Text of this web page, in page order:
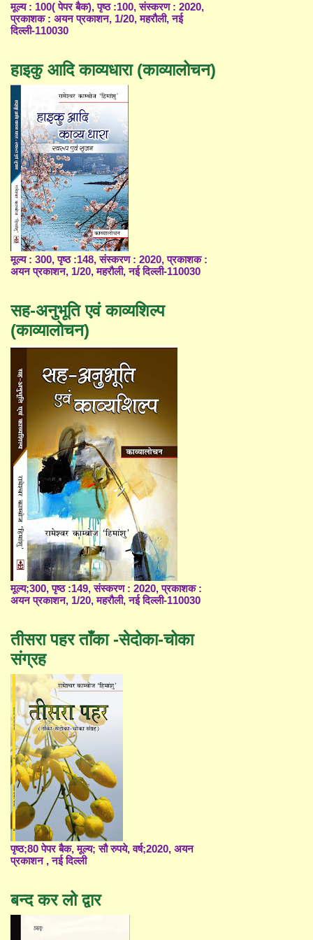
मूल्य : 100( पेपर बैक), पृष्ठ :100, संस्करण : 2020,
प्रकाशक : अयन प्रकाशन, 1/20, महरौली, नई
दिल्ली-110030
हाइकु आदि काव्यधारा (काव्यालोचन)
मूल्य : 300, पृष्ठ :148, संस्करण : 2020, प्रकाशक :
अयन प्रकाशन, 1/20, महरौली, नई दिल्ली-110030
सह-अनुभूति एवं काव्यशिल्प
(काव्यालोचन)
मूल्य;300, पृष्ठ :149, संस्करण : 2020, प्रकाशक :
अयन प्रकाशन, 1/20, महरौली, नई दिल्ली-110030
तीसरा पहर ताँका -सेदोका-चोका
संग्रह
पृष्ठ;80 पेपर बैक, मूल्य; सौ रुपये, वर्ष;2020, अयन
प्रकाशन , नई दिल्ली
बन्द कर लो द्वार